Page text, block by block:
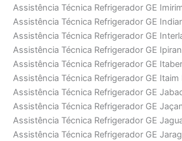
Assistência Técnica Refrigerador GE
Assistência Técnica Refrigerador GE
Assistência Técnica Refrigerador GE
Assistência Técnica Refrigerador GE
Assistência Técnica Refrigerador GE
Assistência Técnica Refrigerador GE Itaim
Assistência Técnica Refrigerador GE
Assistência Técnica Refrigerador GE
Assistência Técnica Refrigerador GE
Assistência Técnica Refrigerador GE